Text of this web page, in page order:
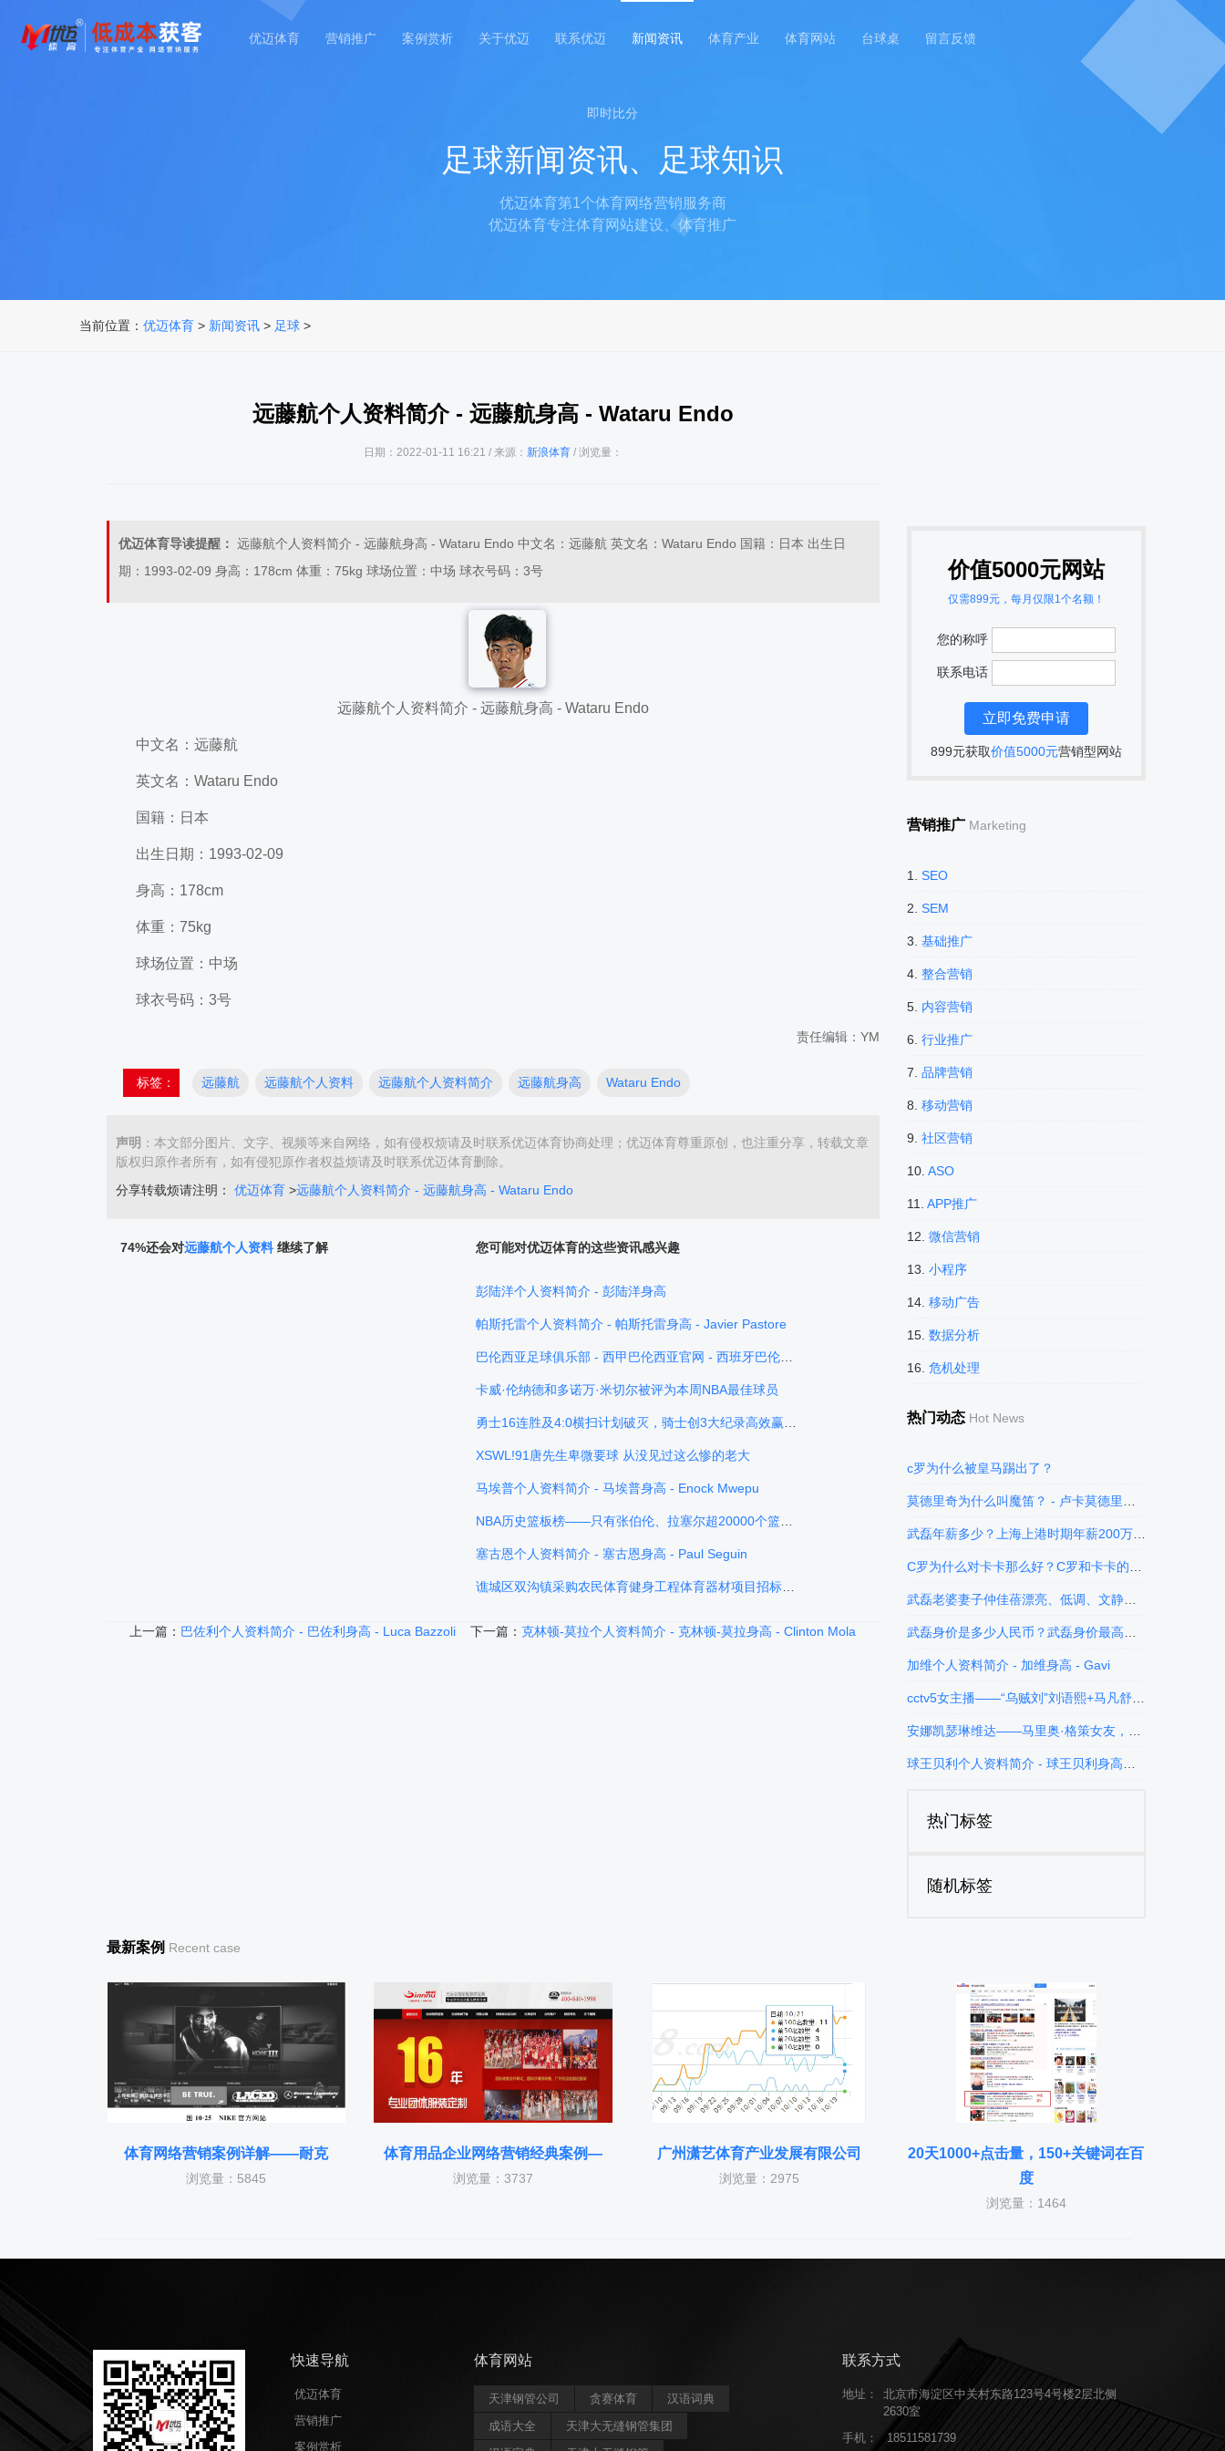
优迈体育 营销推广 案例赏析 关于优迈 联系优迈 新闻资讯 体育产业 体育网站 台球桌 留言反馈
即时比分
足球新闻资讯、足球知识
优迈体育第1个体育网络营销服务商
优迈体育专注体育网站建设、体育推广
当前位置： 优迈体育 > 新闻资讯 > 足球 >
远藤航个人资料简介 - 远藤航身高 - Wataru Endo
日期：2022-01-11 16:21 / 来源： 新浪体育/ 浏览量：
优迈体育导读提醒： 远藤航个人资料简介 - 远藤航身高 - Wataru Endo 中文名：远藤航 英文名：Wataru Endo 国籍：日本 出生日
期：1993-02-09 身高：178cm 体重：75kg 球场位置：中场 球衣号码：3号
远藤航个人资料简介 - 远藤航身高 - Wataru Endo
中文名：远藤航
英文名：Wataru Endo
国籍：日本
出生日期：1993-02-09
身高：178cm
体重：75kg
球场位置：中场
球衣号码：3号
责任编辑：YM
标签： 远藤航 远藤航个人资料 远藤航个人资料简介 远藤航身高 Wataru Endo
声明 ：本文部分图片、文字、视频等来自网络，如有侵权烦请及时联系优迈体育协商处理；优迈体育尊重原创，也注重分享，转载文章
版权归原作者所有，如有侵犯原作者权益烦请及时联系优迈体育删除。
分享转载烦请注明：
优迈体育 >远藤航个人资料简介 - 远藤航身高 - Wataru Endo
74%还会对远藤航个人资料 继续了解 您可能对优迈体育的这些资讯感兴趣
彭陆洋个人资料简介 - 彭陆洋身高
帕斯托雷个人资料简介 - 帕斯托雷身高 - Javier Pastore
卡威·伦纳德和多诺万·米切尔被评为本周NBA最佳球员
XSWL!91唐先生卑微要球 从没见过这么惨的老大
马埃普个人资料简介 - 马埃普身高 - Enock Mwepu
塞古恩个人资料简介 - 塞古恩身高 - Paul Seguin
上一篇： 巴佐利个人资料简介 - 巴佐利身高 - Luca Bazzoli 下一篇： 克林顿-莫拉个人资料简介 - 克林顿-莫拉身高 - Clinton Mola
价值5000元网站
仅需899元，每月仅限1个名额！
您的称呼
联系电话
899元获取价值5000元营销型网站
营销推广 Marketing
1. SEO
2. SEM
3. 基础推广
4. 整合营销
5. 内容营销
6. 行业推广
7. 品牌营销
8. 移动营销
9. 社区营销
10. ASO
11. APP推广
12. 微信营销
13. 小程序
14. 移动广告
15. 数据分析
16. 危机处理
热门动态 Hot News
c罗为什么被皇马踢出了？
武磊年薪多少？上海上港时期年薪200万欧元（约合人名币1582万）的武磊现目前在西班牙人年薪约30万欧元
武磊老婆妻子仲佳蓓漂亮、低调、文静，武磊微博
加维个人资料简介 - 加维身高 - Gavi
cctv5女主播——“乌贼刘”刘语熙+马凡舒+杨一+张曼源+杨茗茗，5大美女主播，你中意哪位？
热门标签
随机标签
最新案例 Recent case
体育网络营销案例详解——耐克
浏览量：5845
体育用品企业网络营销经典案例—
浏览量：3737
广州潇艺体育产业发展有限公司
浏览量：2975
20天1000+点击量，150+关键词在百
度
浏览量：1464
快速导航
优迈体育
营销推广
案例赏析
体育网站
天津钢管公司 贪赛体育
汉语词典
成语大全
天津大无缝钢管集团
联系方式
地址：
北京市海淀区中关村东路123号4号楼2层北侧
2630室
手机：
18511581739